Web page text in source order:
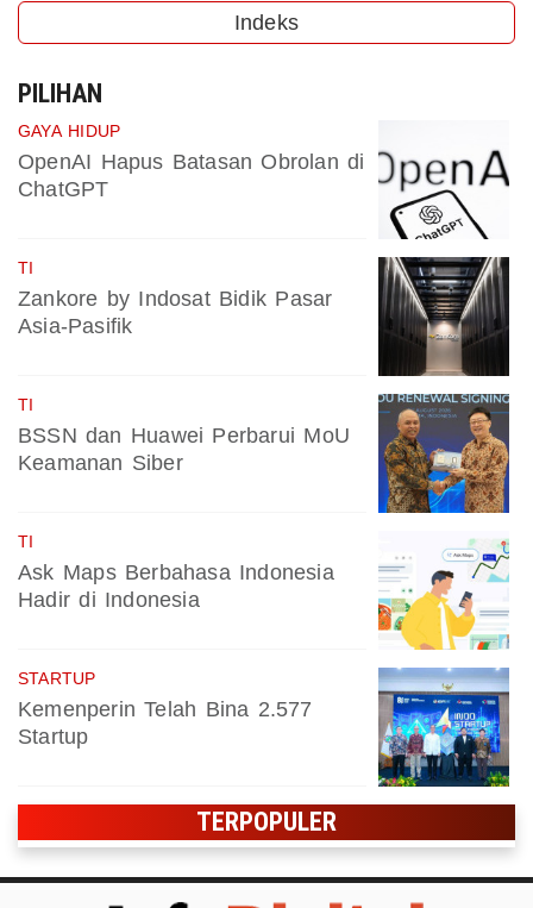
Indeks
PILIHAN
GAYA HIDUP
OpenAI Hapus Batasan Obrolan di
ChatGPT
TI
Zankore by Indosat Bidik Pasar
Asia-Pasifik
TI
BSSN dan Huawei Perbarui MoU
Keamanan Siber
TI
Ask Maps Berbahasa Indonesia
Hadir di Indonesia
STARTUP
Kemenperin Telah Bina 2.577
Startup
TERPOPULER